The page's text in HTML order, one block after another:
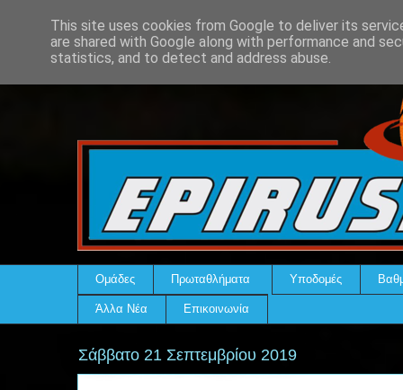
Ομάδες Πρωταθλήματα Υποδομές
Άλλα Νέα Επικοινωνία
Σάββατο 21 Σεπτεμβρίου 2019
This site uses cookies from Google to deliver its
are shared with Google along with performance and
statistics, and to detect and address abuse.